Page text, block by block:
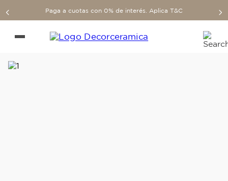
Paga a cuotas con 0% de interés. Aplica T&C